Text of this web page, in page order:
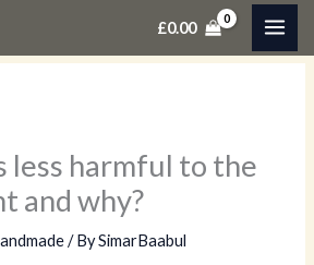
£0.00
less harmful to the
and why?
/ BySimarBaabul